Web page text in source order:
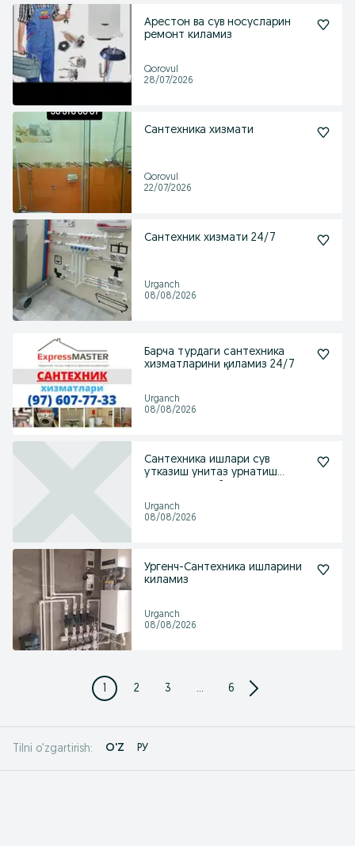
Арестон ва сув носусларин
ремонт киламиз
Qorovul
28/07/2026
Сантехника хизмати
Qorovul
22/07/2026
Сантехник хизмати 24/7
Urganch
08/08/2026
Барча турдаги сантехника
хизматларини қиламиз 24/7
Urganch
08/08/2026
Сантехника ишлари сув
утказиш унитаз урнатиш
Urganch
08/08/2026
Ургенч-Сантехника ишларини
киламиз
Urganch
08/08/2026
1 2 3 ... 6
Tilni o'zgartirish: O'Z РУ